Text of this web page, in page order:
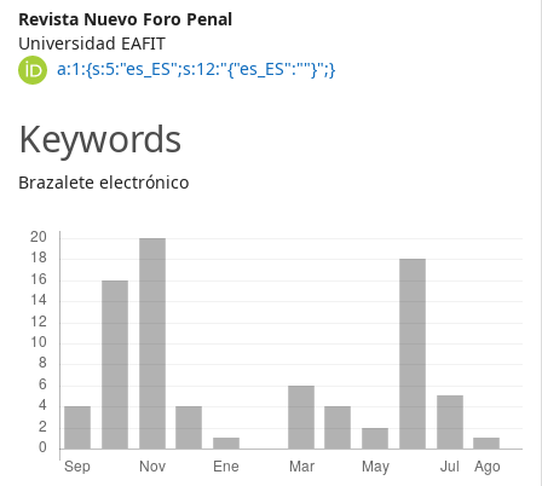
Main
Article
Revista Nuevo Foro Penal
Universidad EAFIT
a:1:{s:5:"es_ES";s:12:"{"es_ES":""}";}
Keywords
Brazalete electrónico